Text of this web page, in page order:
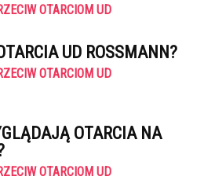
OTARCIOM UD
UD ROSSMANN?
OTARCIOM UD
OTARCIA NA
OTARCIOM UD